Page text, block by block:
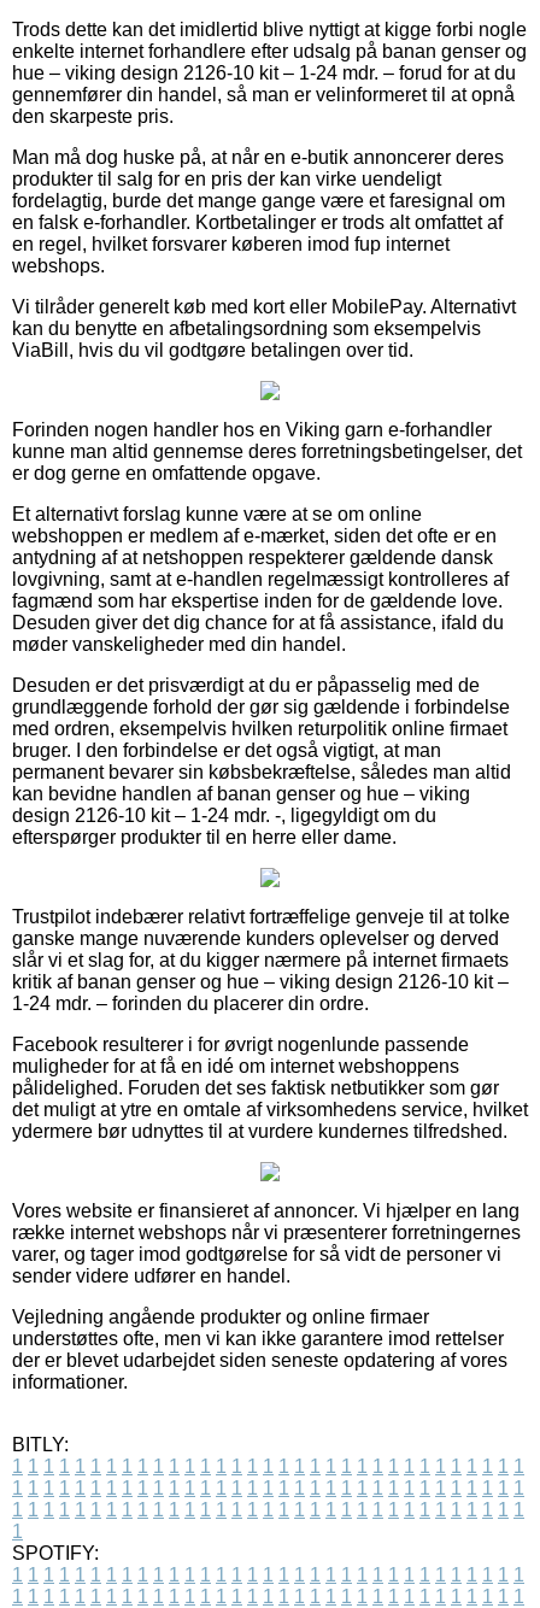
Trods dette kan det imidlertid blive nyttigt at kigge forbi nogle
enkelte internet forhandlere efter udsalg på banan genser og
hue – viking design 2126-10 kit – 1-24 mdr. – forud for at du
gennemfører din handel, så man er velinformeret til at opnå
den skarpeste pris.
Man må dog huske på, at når en e-butik annoncerer deres
produkter til salg for en pris der kan virke uendeligt
fordelagtig, burde det mange gange være et faresignal om
en falsk e-forhandler. Kortbetalinger er trods alt omfattet af
en regel, hvilket forsvarer køberen imod fup internet
webshops.
Vi tilråder generelt køb med kort eller MobilePay. Alternativt
kan du benytte en afbetalingsordning som eksempelvis
ViaBill, hvis du vil godtgøre betalingen over tid.
Forinden nogen handler hos en Viking garn e-forhandler
kunne man altid gennemse deres forretningsbetingelser, det
er dog gerne en omfattende opgave.
Et alternativt forslag kunne være at se om online
webshoppen er medlem af e-mærket, siden det ofte er en
antydning af at netshoppen respekterer gældende dansk
lovgivning, samt at e-handlen regelmæssigt kontrolleres af
fagmænd som har ekspertise inden for de gældende love.
Desuden giver det dig chance for at få assistance, ifald du
møder vanskeligheder med din handel.
Desuden er det prisværdigt at du er påpasselig med de
grundlæggende forhold der gør sig gældende i forbindelse
med ordren, eksempelvis hvilken returpolitik online firmaet
bruger. I den forbindelse er det også vigtigt, at man
permanent bevarer sin købsbekræftelse, således man altid
kan bevidne handlen af banan genser og hue – viking
design 2126-10 kit – 1-24 mdr. -, ligegyldigt om du
efterspørger produkter til en herre eller dame.
Trustpilot indebærer relativt fortræffelige genveje til at tolke
ganske mange nuværende kunders oplevelser og derved
slår vi et slag for, at du kigger nærmere på internet firmaets
kritik af banan genser og hue – viking design 2126-10 kit –
1-24 mdr. – forinden du placerer din ordre.
Facebook resulterer i for øvrigt nogenlunde passende
muligheder for at få en idé om internet webshoppens
pålidelighed. Foruden det ses faktisk netbutikker som gør
det muligt at ytre en omtale af virksomhedens service, hvilket
ydermere bør udnyttes til at vurdere kundernes tilfredshed.
Vores website er finansieret af annoncer. Vi hjælper en lang
række internet webshops når vi præsenterer forretningernes
varer, og tager imod godtgørelse for så vidt de personer vi
sender videre udfører en handel.
Vejledning angående produkter og online firmaer
understøttes ofte, men vi kan ikke garantere imod rettelser
der er blevet udarbejdet siden seneste opdatering af vores
informationer.
BITLY:
1 1 1 1 1 1 1 1 1 1 1 1 1 1 1 1 1 1 1 1 1 1 1 1 1 1 1 1 1 1 1 1 1
1 1 1 1 1 1 1 1 1 1 1 1 1 1 1 1 1 1 1 1 1 1 1 1 1 1 1 1 1 1 1 1 1
1 1 1 1 1 1 1 1 1 1 1 1 1 1 1 1 1 1 1 1 1 1 1 1 1 1 1 1 1 1 1 1 1
1
SPOTIFY:
1 1 1 1 1 1 1 1 1 1 1 1 1 1 1 1 1 1 1 1 1 1 1 1 1 1 1 1 1 1 1 1 1
1 1 1 1 1 1 1 1 1 1 1 1 1 1 1 1 1 1 1 1 1 1 1 1 1 1 1 1 1 1 1 1 1